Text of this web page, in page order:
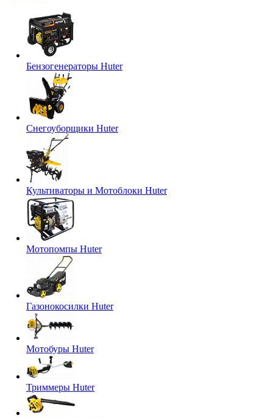
Бензогенераторы Huter
Снегоуборщики Huter
Культиваторы и Мотоблоки Huter
Мотопомпы Huter
Газонокосилки Huter
Мотобуры Huter
Триммеры Huter